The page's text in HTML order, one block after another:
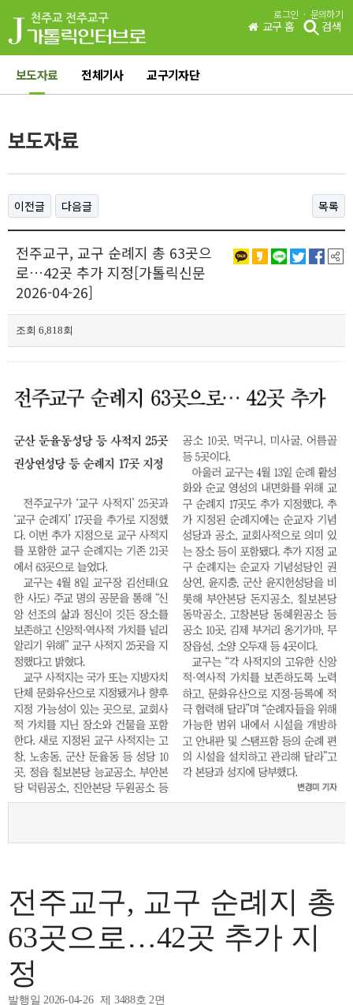
로그인 · 문의하기
교구 홈 검색
보도자료 전체기사 교구기자단
보도자료
이전글 다음글 목록
전주교구, 교구 순례지 총 63곳으
로…42곳 추가 지정[가톨릭신문
2026-04-26]
조회 6,818회
전주교구, 교구 순례지 총
63곳으로…42곳 추가 지
정
발행일 2026-04-26 제 3488호 2면